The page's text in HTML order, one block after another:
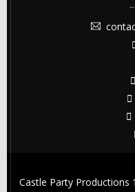
Castle Party Productions